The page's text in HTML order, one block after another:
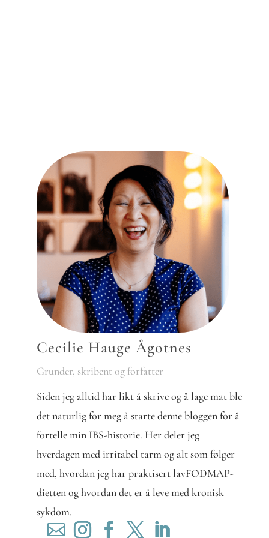
Cecilie Hauge Ågotnes
Grunder, skribent og forfatter
Siden jeg alltid har likt å skrive og å lage mat ble
det naturlig for meg å starte denne bloggen for å
fortelle min IBS-historie. Her deler jeg
hverdagen med irritabel tarm og alt som følger
med, hvordan jeg har praktisert lavFODMAP-
dietten og hvordan det er å leve med kronisk
sykdom.